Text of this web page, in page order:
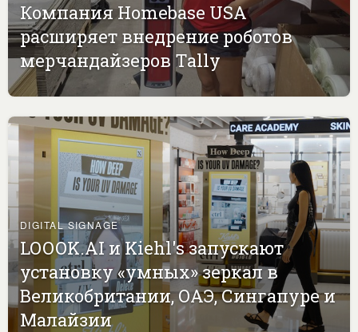
Компания Homebase USA
расширяет внедрение роботов
мерчандайзеров Tally
DIGITAL SIGNAGE
LOOOK.AI и Kiehl's запускают
установку «умных» зеркал в
Великобритании, ОАЭ, Сингапуре и
Малайзии